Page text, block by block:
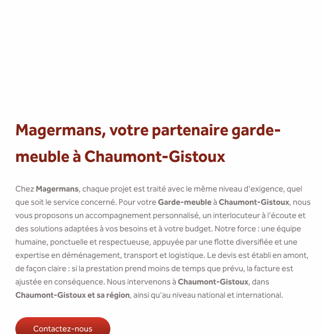
Magermans, votre partenaire garde-
meuble à Chaumont-Gistoux
Chez Magermans, chaque projet est traité avec le même niveau d'exigence, quel
que soit le service concerné. Pour votreGarde-meubleà Chaumont-Gistoux, nous
vous proposons un accompagnement personnalisé, un interlocuteur à l'écoute et
des solutions adaptées à vos besoins et à votre budget. Notre force : une équipe
humaine, ponctuelle et respectueuse, appuyée par une flotte diversifiée et une
expertise en déménagement, transport et logistique. Le devis est établi en amont,
de façon claire : si la prestation prend moins de temps que prévu, la facture est
ajustée en conséquence. Nous intervenons à Chaumont-Gistoux, dans
Chaumont-Gistoux et sa région, ainsi qu'au niveau national et international.
Contactez-nous